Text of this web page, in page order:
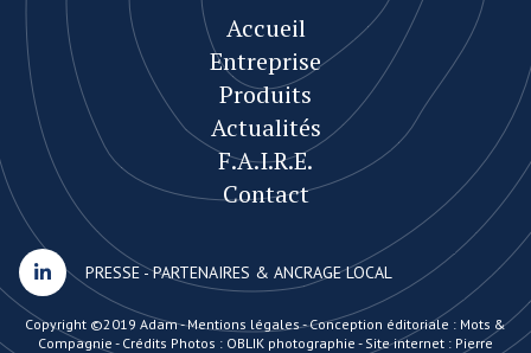
Accueil
Entreprise
Produits
Actualités
F.A.I.R.E.
Contact
PRESSE-PARTENAIRES & ANCRAGE LOCAL
Copyright ©2019 Adam -Mentions légales-Conception éditoriale : Mots &
Compagnie - Crédits Photos : OBLIK photographie - Site internet : Pierre